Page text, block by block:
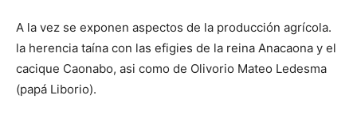
A la vez se exponen aspectos de la producción agrícola.
la herencia taína con las efigies de la reina Anacaona y el
cacique Caonabo, asi como de Olivorio Mateo Ledesma
(papá Liborio).